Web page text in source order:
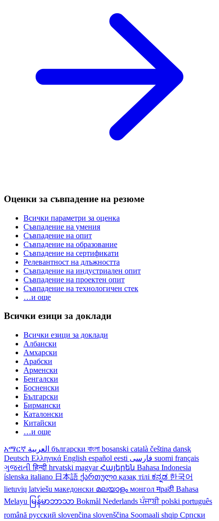
Оценки за съвпадение на резюме
Всички параметри за оценка
Съвпадение на умения
Съвпадение на опит
Съвпадение на образование
Съвпадение на сертификати
Релевантност на длъжността
Съвпадение на индустриален опит
Съвпадение на проектен опит
Съвпадение на технологичен стек
…и още
Всички езици за доклади
Всички езици за доклади
Албански
Амхарски
Арабски
Арменски
Бенгалски
Босненски
Български
Бирмански
Каталонски
Китайски
…и още
አማርኛ български বাংলা bosanski català čeština dansk
Deutsch Ελληνικά English español eesti suomi français
ગુજરાતીहिन्दी hrvatski magyarՀայերեն Bahasa Indonesia
íslenska italiano 日本語 ქართული қазақ тілі ಕನ್ನಡ 한국어
lietuvių latviešu македонски മലയാളം монголमраठी Bahasa
Melayu မြန်မာဘာသာ Bokmål Nederlandsਪੰਜਾਬੀpolski português
română русский slovenčina slovenščina Soomaali shqip Српски